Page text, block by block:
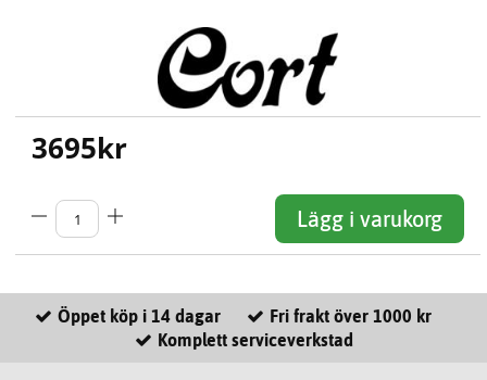
3695kr
Lägg i varukorg
Öppet köp i 14 dagar
Fri frakt över 1000 kr
Komplett serviceverkstad